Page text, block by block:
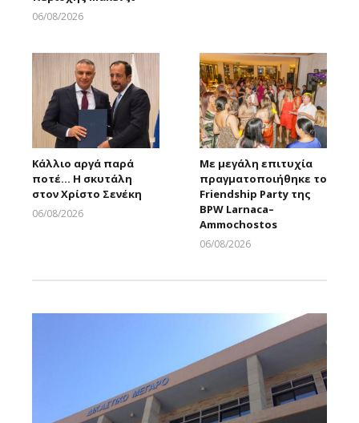
06/08/2026
Κάλλιο αργά παρά
ποτέ… Η σκυτάλη
στον Χρίστο Σενέκη
06/08/2026
Με μεγάλη επιτυχία
πραγματοποιήθηκε το
Friendship Party της
BPW Larnaca–
Ammochostos
06/08/2026